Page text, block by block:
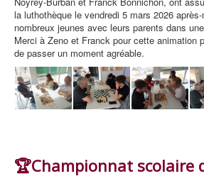
la luthothèque le vendredi 5 mars 2026
nombreux jeunes avec leurs parents dans
Merci à Zeno et Franck pour cette animation
de passer un moment agréable.
🏆Championnat scolaire